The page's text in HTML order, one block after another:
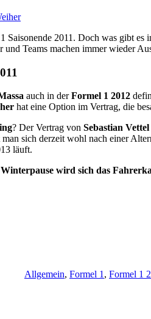
Saisonende 2011. Doch was gibt
Teams machen immer wieder
auch in derFormel 1 2012
hat eine Option im Vertrag, die
? Der Vertrag von Sebastian Vettel
sich derzeit wohl nach einer
läuft.
wird sich das
Allgemein, Formel 1 , Formel 1